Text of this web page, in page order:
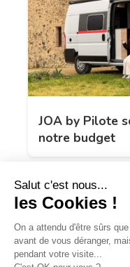
JOA by Pilote
notre budget